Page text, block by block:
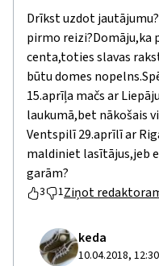
Drīkst uzdot
pirmo reizi?Domāju,ka
centa,toties slavas
būtu domes
15.aprīļa mačs ar
laukumā,bet nākošais
Ventspilī 29.aprīlī ar
maldiniet lasītājus,jeb
garām?
3 1Ziņot
keda
10.04.2018,